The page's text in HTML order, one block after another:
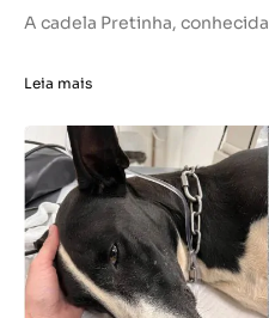
A cadela Pretinha, conhecida
Leia mais